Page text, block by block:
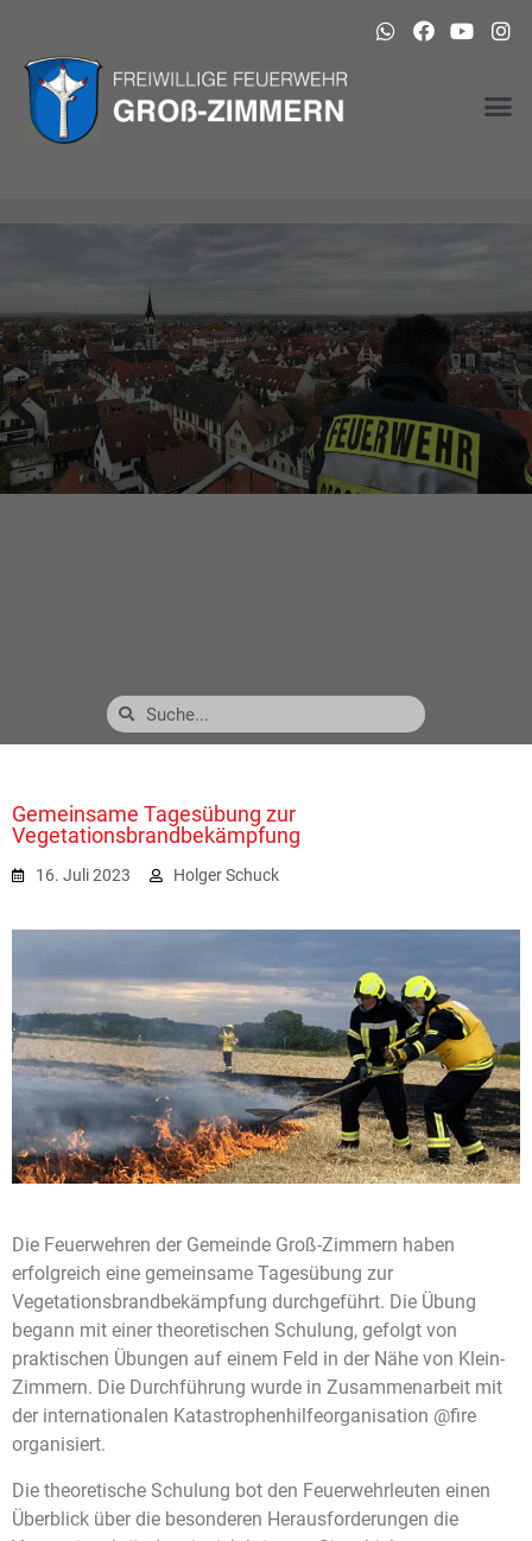
Gemeinsame Tagesübung zur
Vegetationsbrandbekämpfung
16. Juli 2023 Holger Schuck
Die Feuerwehren der Gemeinde Groß-Zimmern haben
erfolgreich eine gemeinsame Tagesübung zur
Vegetationsbrandbekämpfung durchgeführt. Die Übung
begann mit einer theoretischen Schulung, gefolgt von
praktischen Übungen auf einem Feld in der Nähe von Klein-
Zimmern. Die Durchführung wurde in Zusammenarbeit mit
der internationalen Katastrophenhilfeorganisation @fire
organisiert.
Die theoretische Schulung bot den Feuerwehrleuten einen
Überblick über die besonderen Herausforderungen die